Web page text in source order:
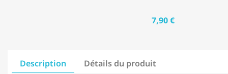
7,90 €
Description Détails du produit